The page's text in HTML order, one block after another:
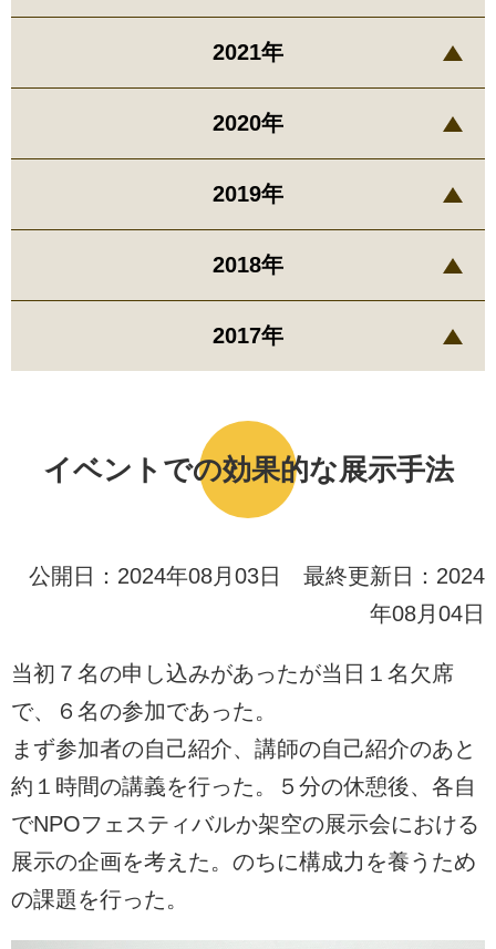
イベントでの効果的な展示手法
公開日：2024年08月03日 最終更新日：2024
年08月04日
当初７名の申し込みがあったが当日１名欠席
で、６名の参加であった。
まず参加者の自己紹介、講師の自己紹介のあと
約１時間の講義を行った。５分の休憩後、各自
でNPOフェスティバルか架空の展示会における
展示の企画を考えた。のちに構成力を養うため
の課題を行った。
2021年
2020年
2019年
2018年
2017年